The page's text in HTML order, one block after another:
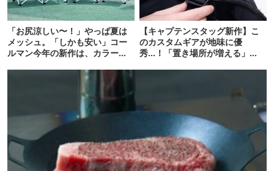
「お尻涼しい〜！」やっぱ夏は
メッシュ。「しかも安い」コー
ルマン今年の新作は、カラーも
【キャプテンスタッグ新作】こ
のカスタムギアが地味に優
秀…！「置き場所が増える」